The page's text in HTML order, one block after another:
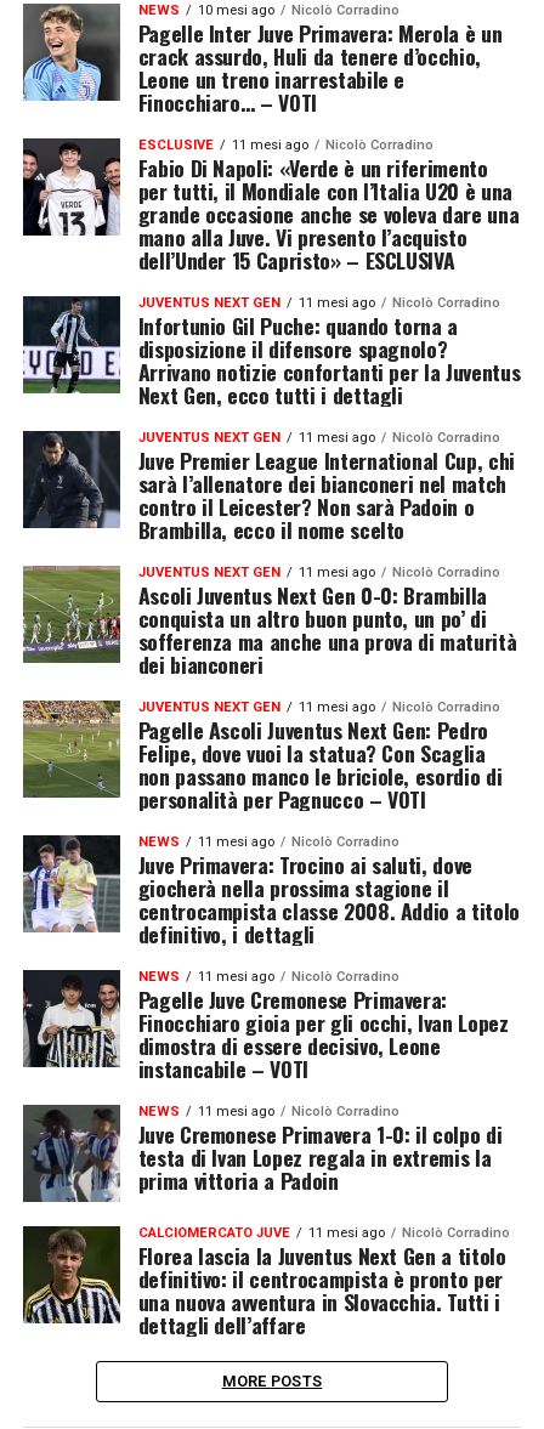
NEWS 10 mesi ago Nicolò Corradino
Pagelle Inter Juve Primavera: Merola è un
crack assurdo, Huli da tenere d’occhio,
Leone un treno inarrestabile e
Finocchiaro… – VOTI
ESCLUSIVE 11 mesi ago Nicolò Corradino
Fabio Di Napoli: «Verde è un riferimento
per tutti, il Mondiale con l’Italia U20 è una
grande occasione anche se voleva dare una
mano alla Juve. Vi presento l’acquisto
dell’Under 15 Capristo» – ESCLUSIVA
JUVENTUS NEXT GEN 11 mesi ago Nicolò Corradino
Infortunio Gil Puche: quando torna a
disposizione il difensore spagnolo?
Arrivano notizie confortanti per la Juventus
Next Gen, ecco tutti i dettagli
JUVENTUS NEXT GEN 11 mesi ago Nicolò Corradino
Juve Premier League International Cup, chi
sarà l’allenatore dei bianconeri nel match
contro il Leicester? Non sarà Padoin o
Brambilla, ecco il nome scelto
JUVENTUS NEXT GEN 11 mesi ago Nicolò Corradino
Ascoli Juventus Next Gen 0-0: Brambilla
conquista un altro buon punto, un po’ di
sofferenza ma anche una prova di maturità
dei bianconeri
JUVENTUS NEXT GEN 11 mesi ago Nicolò Corradino
Pagelle Ascoli Juventus Next Gen: Pedro
Felipe, dove vuoi la statua? Con Scaglia
non passano manco le briciole, esordio di
personalità per Pagnucco – VOTI
NEWS 11 mesi ago Nicolò Corradino
Juve Primavera: Trocino ai saluti, dove
giocherà nella prossima stagione il
centrocampista classe 2008. Addio a titolo
definitivo, i dettagli
NEWS 11 mesi ago Nicolò Corradino
Pagelle Juve Cremonese Primavera:
Finocchiaro gioia per gli occhi, Ivan Lopez
dimostra di essere decisivo, Leone
instancabile – VOTI
NEWS 11 mesi ago Nicolò Corradino
Juve Cremonese Primavera 1-0: il colpo di
testa di Ivan Lopez regala in extremis la
prima vittoria a Padoin
CALCIOMERCATO JUVE 11 mesi ago Nicolò Corradino
Florea lascia la Juventus Next Gen a titolo
definitivo: il centrocampista è pronto per
una nuova avventura in Slovacchia. Tutti i
dettagli dell’affare
MORE POSTS